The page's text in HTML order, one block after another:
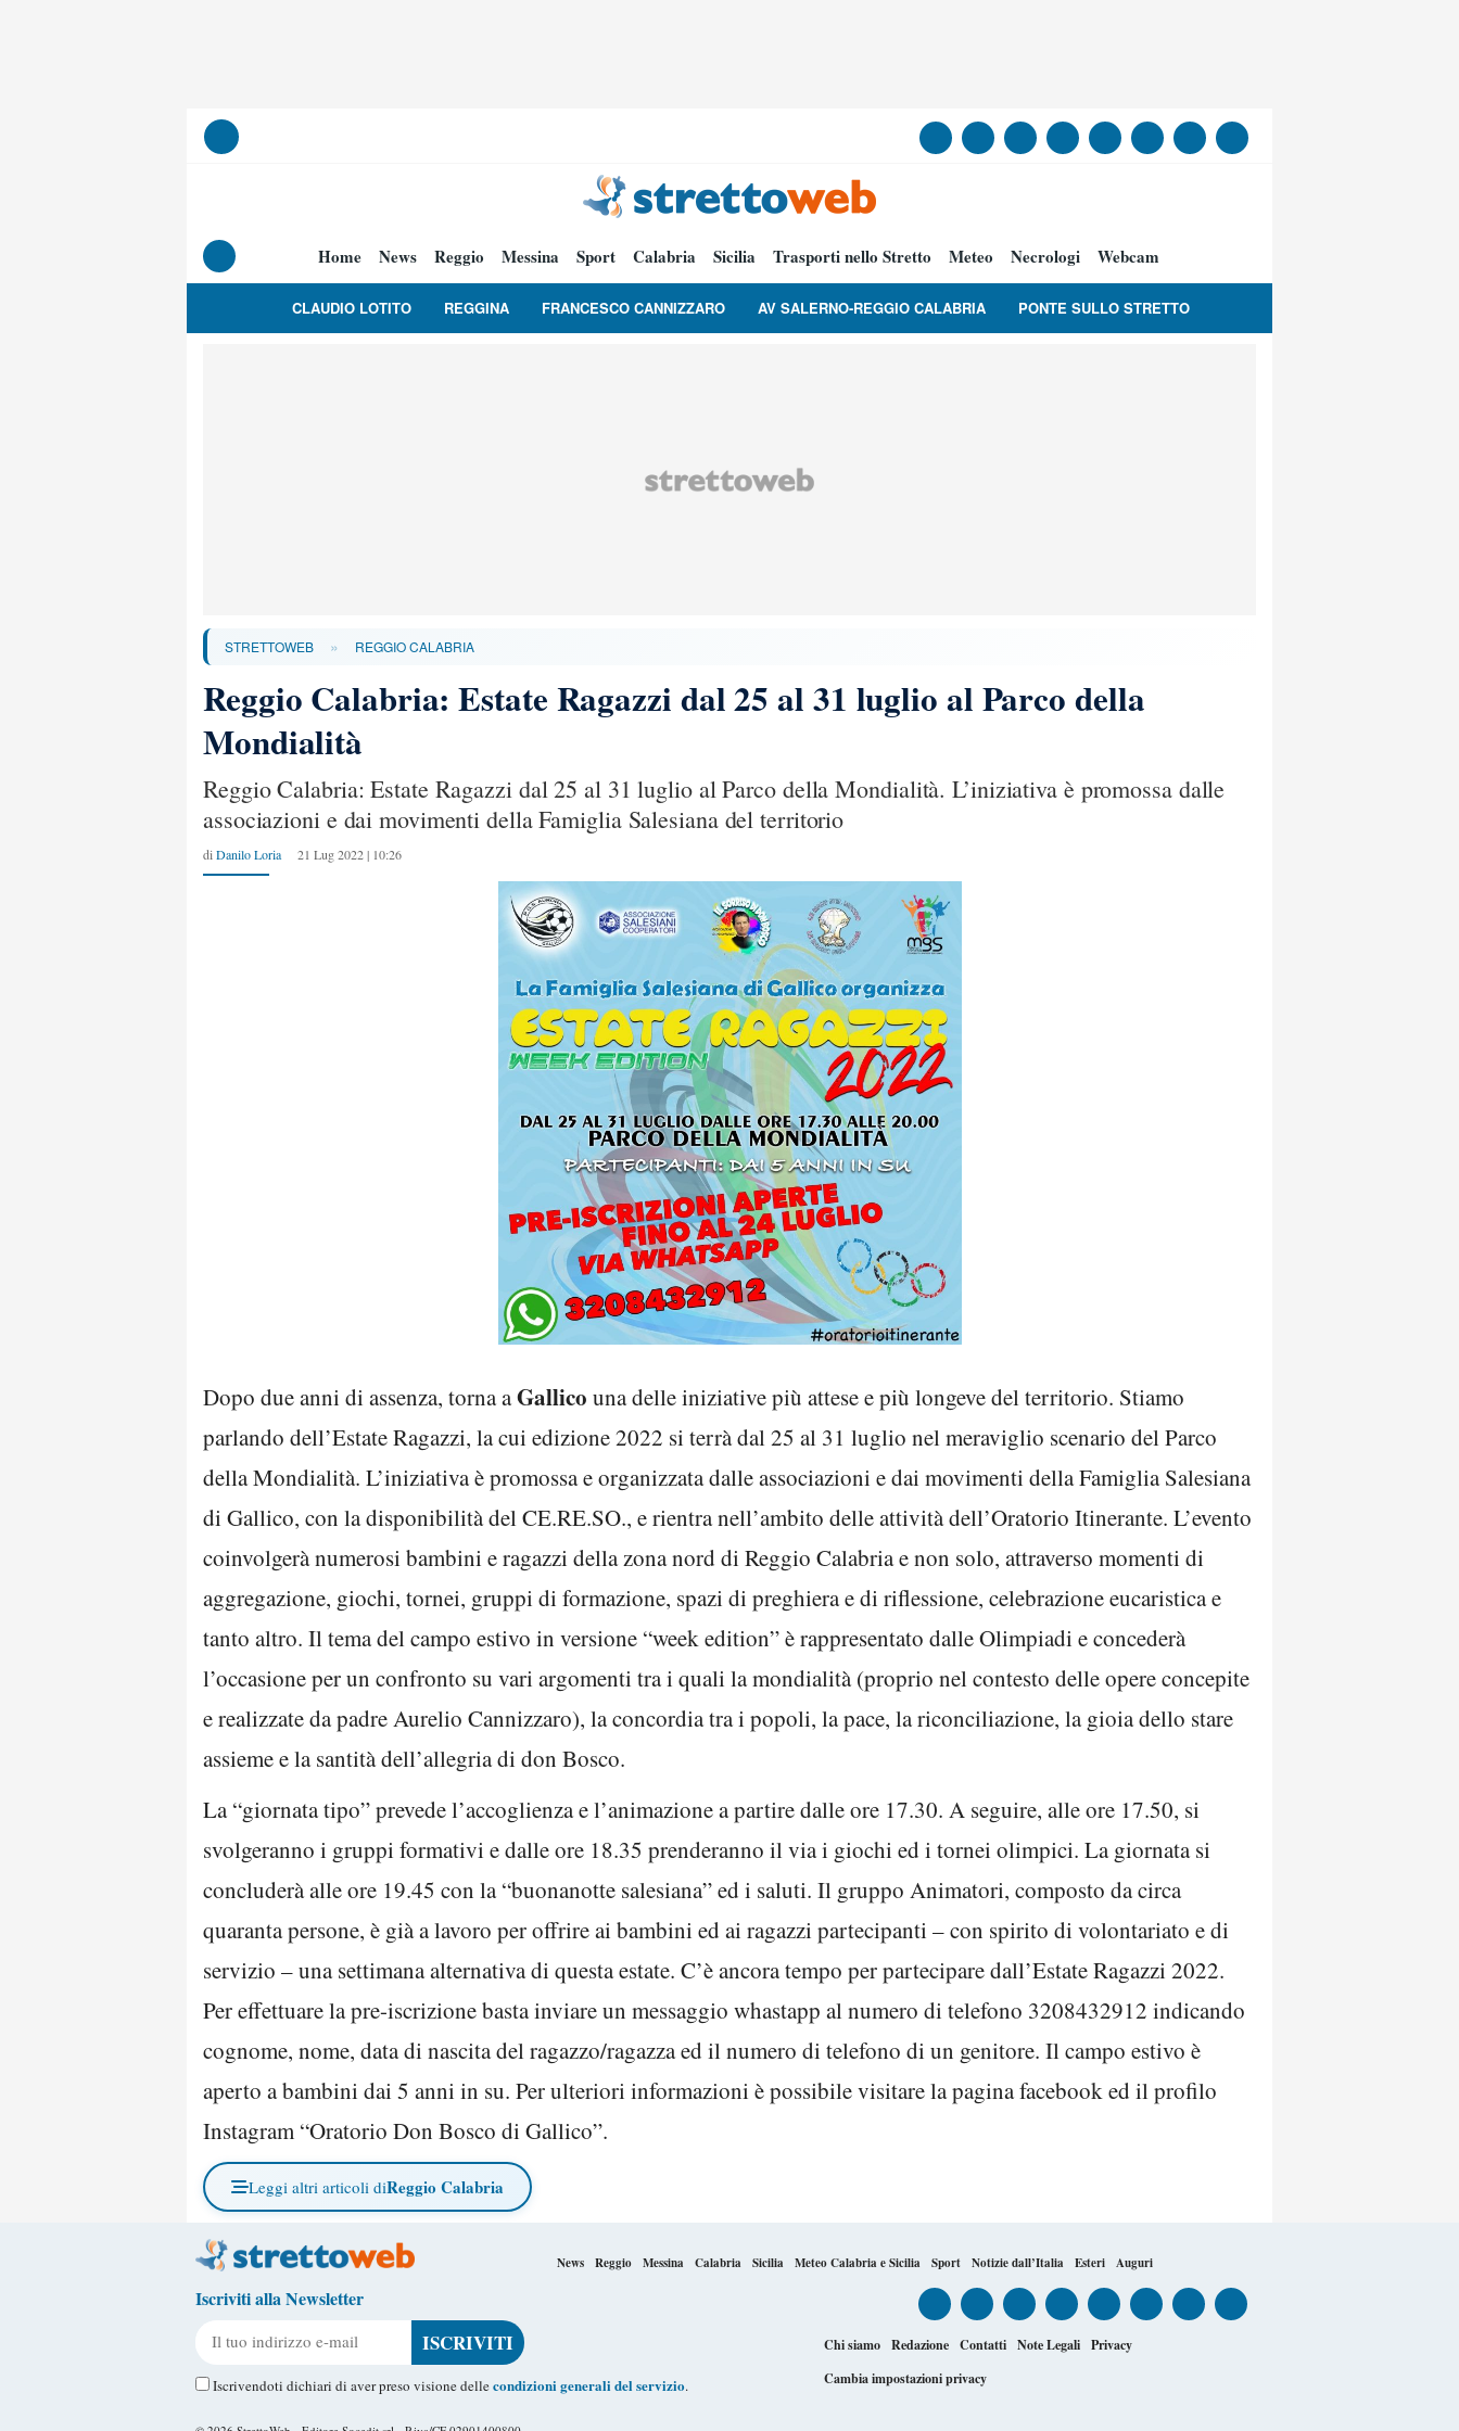
Home News Reggio Messina Sport Calabria Sicilia Trasporti nello Stretto Meteo Necrologi Webcam
CLAUDIO LOTITO REGGINA FRANCESCO CANNIZZARO AV SALERNO-REGGIO CALABRIA PONTE SULLO STRETTO
STRETTOWEB » REGGIO CALABRIA
Reggio Calabria: Estate Ragazzi dal 25 al 31 luglio al Parco della
Mondialità
Reggio Calabria: Estate Ragazzi dal 25 al 31 luglio al Parco della Mondialità. L’iniziativa è promossa dalle
associazioni e dai movimenti della Famiglia Salesiana del territorio
di Danilo Loria 21 Lug 2022 | 10:26
Dopo due anni di assenza, torna aGallico una delle iniziative più attese e più longeve del territorio. Stiamo
parlando dell’Estate Ragazzi, la cui edizione 2022 si terrà dal 25 al 31 luglio nel meraviglio scenario del Parco
della Mondialità. L’iniziativa è promossa e organizzata dalle associazioni e dai movimenti della Famiglia Salesiana
di Gallico, con la disponibilità del CE.RE.SO., e rientra nell’ambito delle attività dell’Oratorio Itinerante. L’evento
coinvolgerà numerosi bambini e ragazzi della zona nord di Reggio Calabria e non solo, attraverso momenti di
aggregazione, giochi, tornei, gruppi di formazione, spazi di preghiera e di riflessione, celebrazione eucaristica e
tanto altro. Il tema del campo estivo in versione “week edition” è rappresentato dalle Olimpiadi e concederà
l’occasione per un confronto su vari argomenti tra i quali la mondialità (proprio nel contesto delle opere concepite
e realizzate da padre Aurelio Cannizzaro), la concordia tra i popoli, la pace, la riconciliazione, la gioia dello stare
assieme e la santità dell’allegria di don Bosco.
La “giornata tipo” prevede l’accoglienza e l’animazione a partire dalle ore 17.30. A seguire, alle ore 17.50, si
svolgeranno i gruppi formativi e dalle ore 18.35 prenderanno il via i giochi ed i tornei olimpici. La giornata si
concluderà alle ore 19.45 con la “buonanotte salesiana” ed i saluti. Il gruppo Animatori, composto da circa
quaranta persone, è già a lavoro per offrire ai bambini ed ai ragazzi partecipanti – con spirito di volontariato e di
servizio – una settimana alternativa di questa estate. C’è ancora tempo per partecipare dall’Estate Ragazzi 2022.
Per effettuare la pre-iscrizione basta inviare un messaggio whastapp al numero di telefono 3208432912 indicando
cognome, nome, data di nascita del ragazzo/ragazza ed il numero di telefono di un genitore. Il campo estivo è
aperto a bambini dai 5 anni in su. Per ulteriori informazioni è possibile visitare la pagina facebook ed il profilo
Instagram “Oratorio Don Bosco di Gallico”.
Leggi altri articoli diReggio Calabria
News Reggio Messina Calabria Sicilia Meteo Calabria e Sicilia Sport Notizie dall’Italia Esteri Auguri
Iscriviti alla Newsletter
Iscrivendoti dichiari di aver preso visione dellecondizioni generali del servizio.
Chi siamo Redazione Contatti Note Legali Privacy
Cambia impostazioni privacy